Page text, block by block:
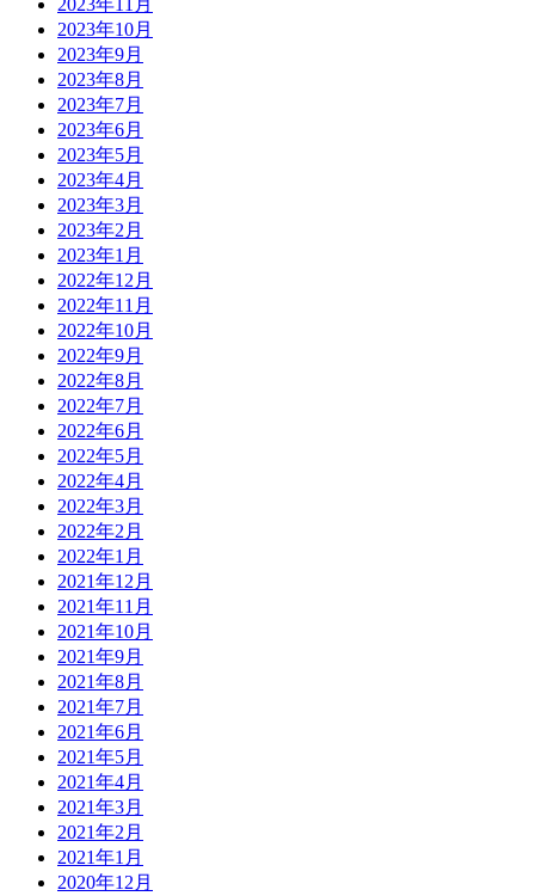
2023年11月
2023年10月
2023年9月
2023年8月
2023年7月
2023年6月
2023年5月
2023年4月
2023年3月
2023年2月
2023年1月
2022年12月
2022年11月
2022年10月
2022年9月
2022年8月
2022年7月
2022年6月
2022年5月
2022年4月
2022年3月
2022年2月
2022年1月
2021年12月
2021年11月
2021年10月
2021年9月
2021年8月
2021年7月
2021年6月
2021年5月
2021年4月
2021年3月
2021年2月
2021年1月
2020年12月